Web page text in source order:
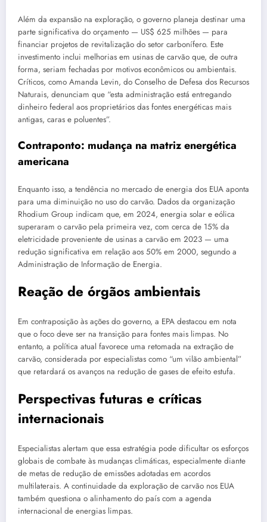
Além da expansão na exploração, o governo planeja destinar uma
parte significativa do orçamento — US$ 625 milhões — para
financiar projetos de revitalização do setor carbonífero. Este
investimento inclui melhorias em usinas de carvão que, de outra
forma, seriam fechadas por motivos econômicos ou ambientais.
Críticos, como Amanda Levin, do Conselho de Defesa dos Recursos
Naturais, denunciam que “esta administração está entregando
dinheiro federal aos proprietários das fontes energéticas mais
antigas, caras e poluentes”.
Contraponto: mudança na matriz energética
americana
Enquanto isso, a tendência no mercado de energia dos EUA aponta
para uma diminuição no uso do carvão. Dados da organização
Rhodium Group indicam que, em 2024, energia solar e eólica
superaram o carvão pela primeira vez, com cerca de 15% da
eletricidade proveniente de usinas a carvão em 2023 — uma
redução significativa em relação aos 50% em 2000, segundo a
Administração de Informação de Energia.
Reação de órgãos ambientais
Em contraposição às ações do governo, a EPA destacou em nota
que o foco deve ser na transição para fontes mais limpas. No
entanto, a política atual favorece uma retomada na extração de
carvão, considerada por especialistas como “um vilão ambiental”
que retardará os avanços na redução de gases de efeito estufa.
Perspectivas futuras e críticas
internacionais
Especialistas alertam que essa estratégia pode dificultar os esforços
globais de combate às mudanças climáticas, especialmente diante
de metas de redução de emissões adotadas em acordos
multilaterais. A continuidade da exploração de carvão nos EUA
também questiona o alinhamento do país com a agenda
internacional de energias limpas.